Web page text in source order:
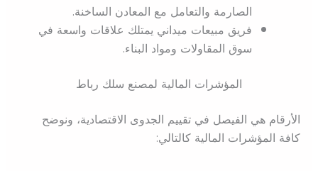
الصارمة والتعامل مع المعادن الساخنة.
فريق مبيعات ميداني يمتلك علاقات واسعة في
سوق المقاولات ومواد البناء.
المؤشرات المالية لمصنع سلك رباط
الأرقام هي الفيصل في تقييم الجدوى الاقتصادية، ونوضح
كافة المؤشرات المالية كالتالي: